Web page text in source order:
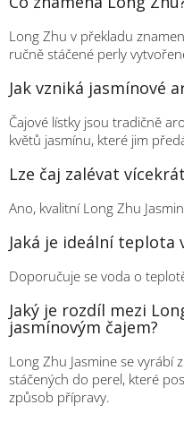
Long Zhu v překladu
ručně stáčené perly
Jak vzniká jasmínové
Čajové lístky jsou tradičně
květů jasmínu, které jim
Lze čaj zalévat
Ano, kvalitní Long Zhu
Jaká je ideální teplota
Doporučuje se voda o
Jaký je rozdíl mezi
jasmínovým čajem?
Long Zhu Jasmine se vyrábí
stáčených do perel, které
způsob přípravy.